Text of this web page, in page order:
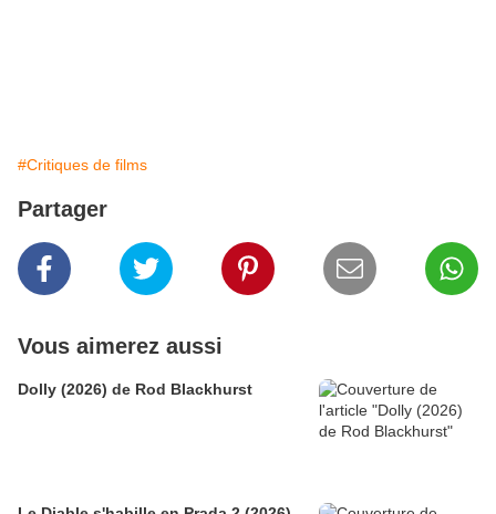
#Critiques de films
Partager
Vous aimerez aussi
Dolly (2026) de Rod Blackhurst